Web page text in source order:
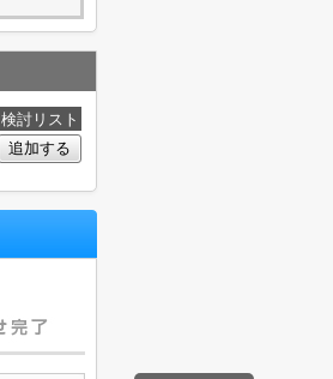
検討リスト
追加する